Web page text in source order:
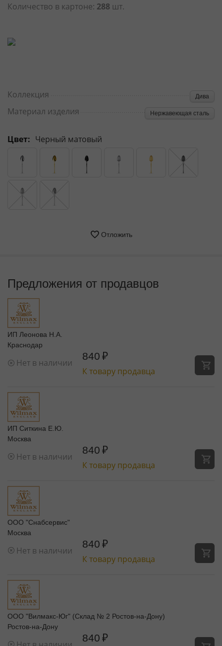
Количество в картоне: 288 шт.
Коллекция Дива
Материал изделия Нержавеющая сталь
Цвет: Черный матовый
Отложить
Предложения от продавцов
ИП Леонова Н.А.
Краснодар
Нет в наличии
840 ₽
К товару продавца
ИП Ситкина Е.Ю.
Москва
Нет в наличии
840 ₽
К товару продавца
ООО "Снабсервис"
Москва
Нет в наличии
840 ₽
К товару продавца
ООО "Вилмакс-Юг" (Склад № 2 Ростов-на-Дону)
Ростов-на-Дону
840 ₽